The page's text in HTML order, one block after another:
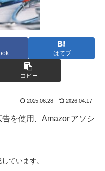
はてブ
コピー
2025.06.28 2026.04.17
を使用、Amazonアソシ
ています。